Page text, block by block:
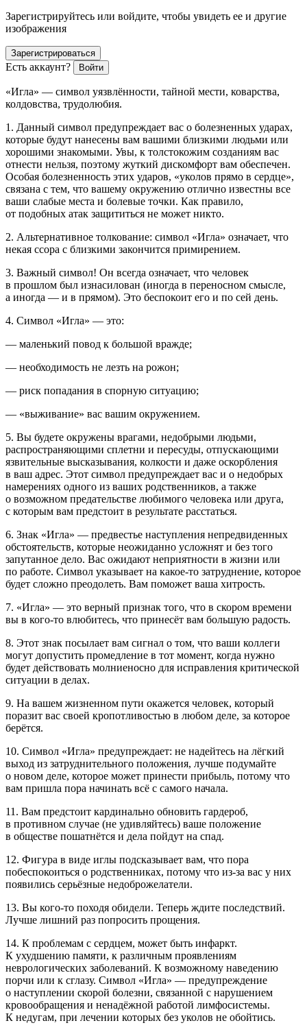
Зарегистрируйтесь или войдите, чтобы увидеть ее и другие
изображения
Зарегистрироваться
Есть аккаунт? Войти
«Игла» — символ уязвлённости, тайной мести, коварства,
колдовства, трудолюбия.
1. Данный символ предупреждает вас о болезненных ударах,
которые будут нанесены вам вашими близкими людьми или
хорошими знакомыми. Увы, к толстокожим созданиям вас
отнести нельзя, поэтому жуткий дискомфорт вам обеспечен.
Особая болезненность этих ударов, «уколов прямо в сердце»,
связана с тем, что вашему окружению отлично известны все
ваши слабые места и болевые точки. Как правило,
от подобных атак защититься не может никто.
2. Альтернативное толкование: символ «Игла» означает, что
некая ссора с близкими закончится примирением.
3. Важный символ! Он всегда означает, что человек
в прошлом был изнасилован (иногда в переносном смысле,
а иногда — и в прямом). Это беспокоит его и по сей день.
4. Символ «Игла» — это:
— маленький повод к большой вражде;
— необходимость не лезть на рожон;
— риск попадания в спорную ситуацию;
— «выживание» вас вашим окружением.
5. Вы будете окружены врагами, недобрыми людьми,
распространяющими сплетни и пересуды, отпускающими
язвительные высказывания, колкости и даже оскорбления
в ваш адрес. Этот символ предупреждает вас и о недобрых
намерениях одного из ваших родственников, а также
о возможном предательстве любимого человека или друга,
с которым вам предстоит в результате расстаться.
6. Знак «Игла» — предвестье наступления непредвиденных
обстоятельств, которые неожиданно усложнят и без того
запутанное дело. Вас ожидают неприятности в жизни или
по работе. Символ указывает на какое-то затруднение, которое
будет сложно преодолеть. Вам поможет ваша хитрость.
7. «Игла» — это верный признак того, что в скором времени
вы в кого-то влюбитесь, что принесёт вам большую радость.
8. Этот знак посылает вам сигнал о том, что ваши коллеги
могут допустить промедление в тот момент, когда нужно
будет действовать молниеносно для исправления критической
ситуации в делах.
9. На вашем жизненном пути окажется человек, который
поразит вас своей кропотливостью в любом деле, за которое
берётся.
10. Символ «Игла» предупреждает: не надейтесь на лёгкий
выход из затруднительного положения, лучше подумайте
о новом деле, которое может принести прибыль, потому что
вам пришла пора начинать всё с самого начала.
11. Вам предстоит кардинально обновить гардероб,
в противном случае (не удивляйтесь) ваше положение
в обществе пошатнётся и дела пойдут на спад.
12. Фигура в виде иглы подсказывает вам, что пора
побеспокоиться о родственниках, потому что из-за вас у них
появились серьёзные недоброжелатели.
13. Вы кого-то походя обидели. Теперь ждите последствий.
Лучше лишний раз попросить прощения.
14. К проблемам с сердцем, может быть инфаркт.
К ухудшению памяти, к различным проявлениям
неврологических заболеваний. К возможному наведению
порчи или к сглазу. Символ «Игла» — предупреждение
о наступлении скорой болезни, связанной с нарушением
кровообращения и ненадёжной работой лимфосистемы.
К недугам, при лечении которых без уколов не обойтись.